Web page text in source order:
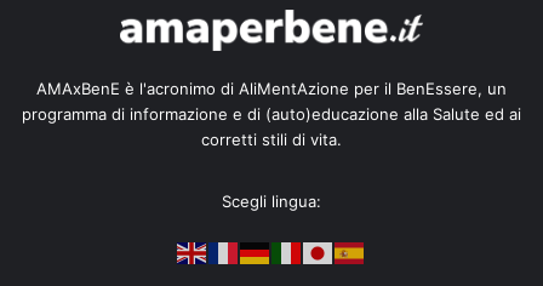
AMAxBenE è l'acronimo di AliMentAzione per il BenEssere, un
programma di informazione e di (auto)educazione alla Salute ed ai
corretti stili di vita.
Scegli lingua: